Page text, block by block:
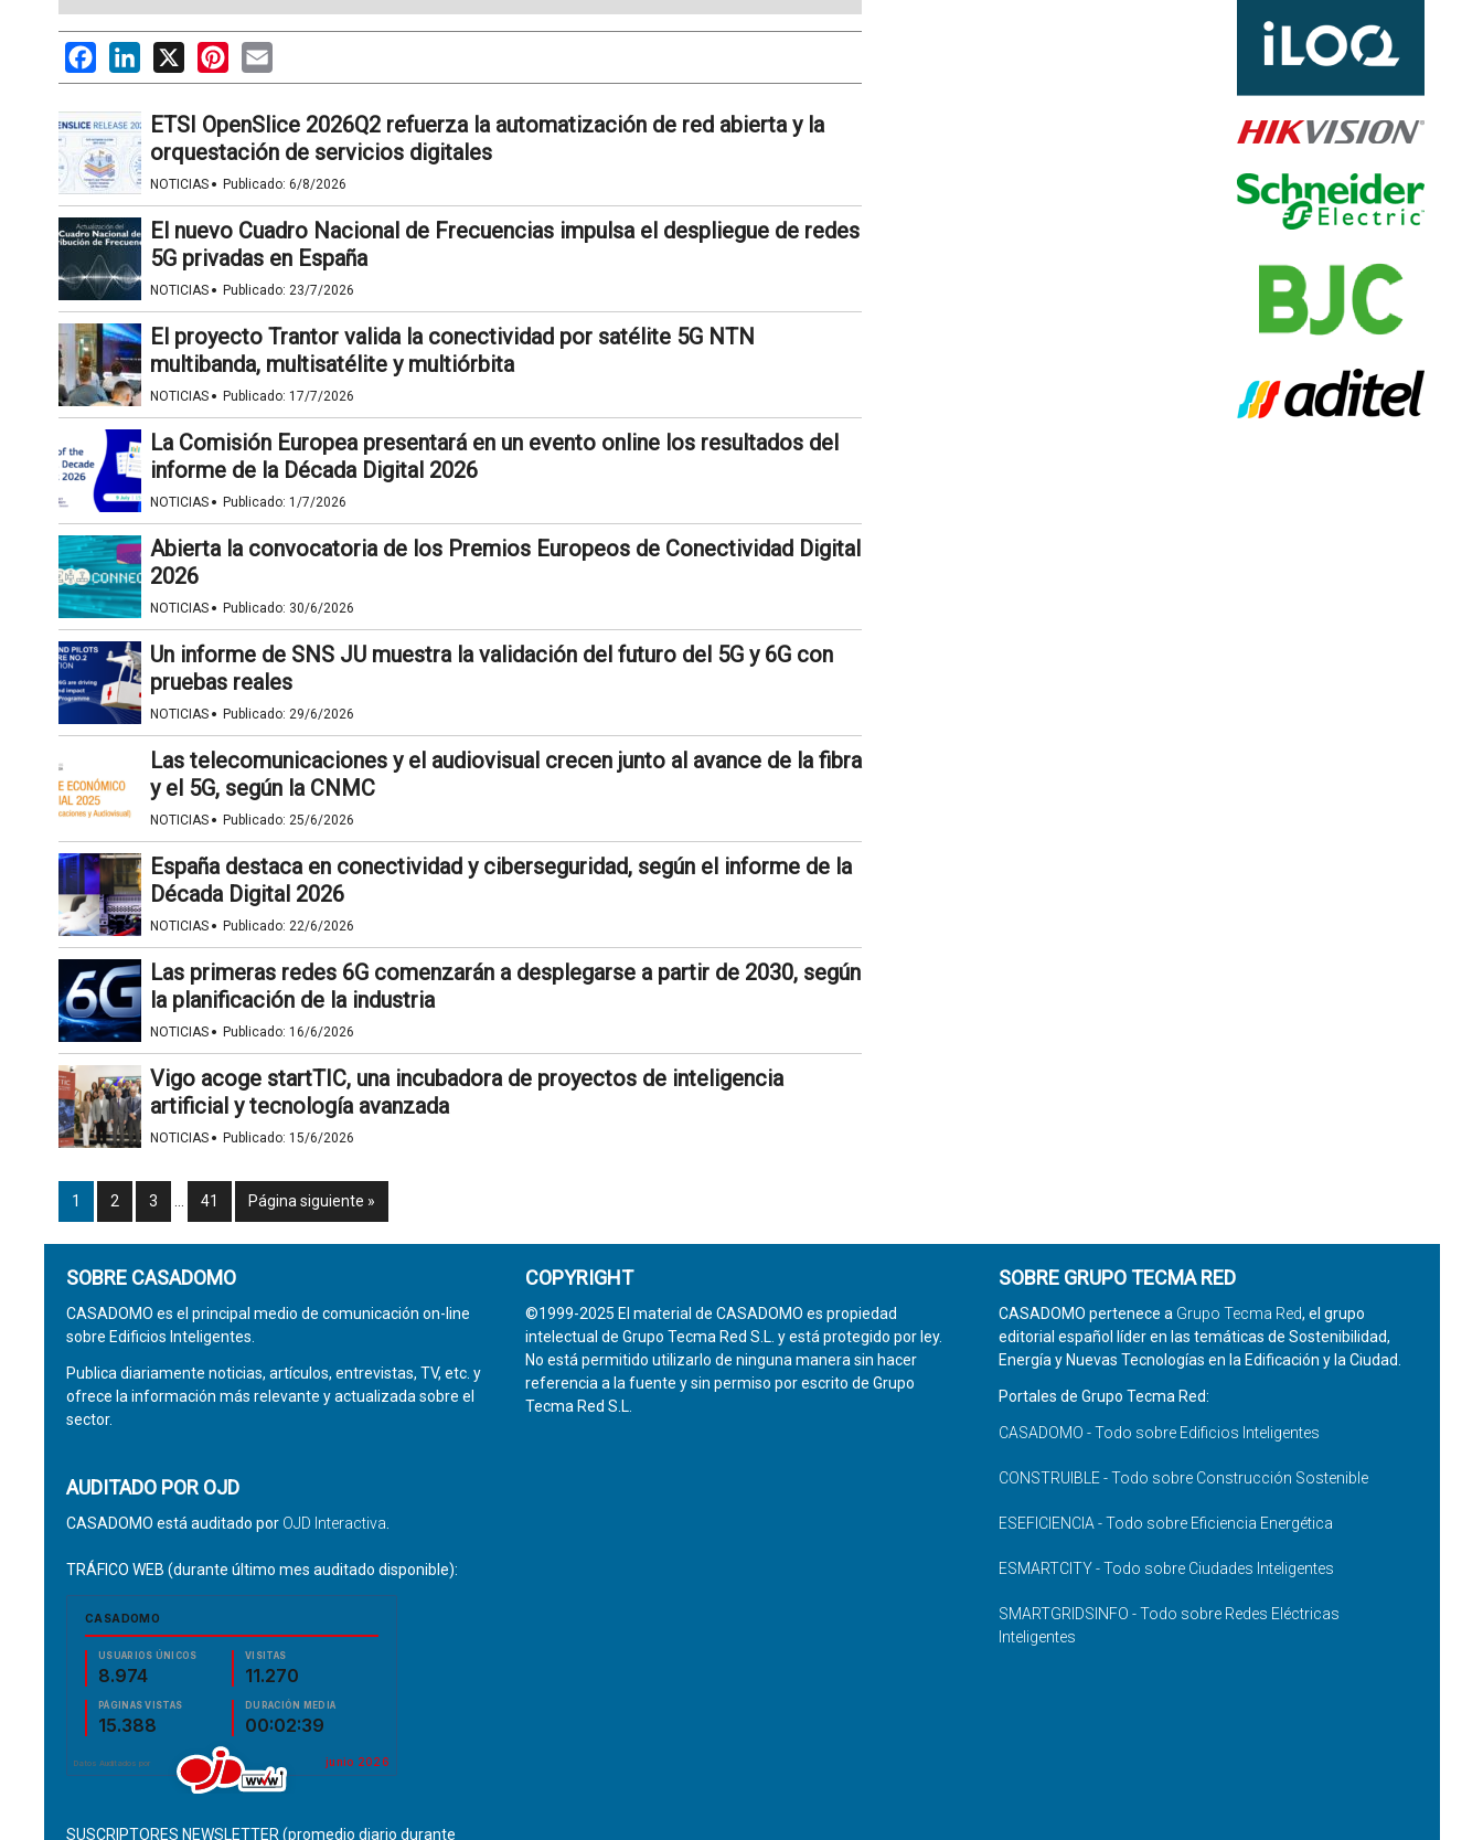
FacebookLinkedIn
X PinterestEmail
ETSI OpenSlice 2026Q2 refuerza la automatización de red abierta y la
orquestación de servicios digitales
NOTICIAS · Publicado: 6/8/2026
El nuevo Cuadro Nacional de Frecuencias impulsa el despliegue de redes
5G privadas en España
NOTICIAS · Publicado: 23/7/2026
El proyecto Trantor valida la conectividad por satélite 5G NTN
multibanda, multisatélite y multiórbita
NOTICIAS · Publicado: 17/7/2026
La Comisión Europea presentará en un evento online los resultados del
informe de la Década Digital 2026
NOTICIAS · Publicado: 1/7/2026
Abierta la convocatoria de los Premios Europeos de Conectividad Digital
2026
NOTICIAS · Publicado: 30/6/2026
Un informe de SNS JU muestra la validación del futuro del 5G y 6G con
pruebas reales
NOTICIAS · Publicado: 29/6/2026
Las telecomunicaciones y el audiovisual crecen junto al avance de la fibra
y el 5G, según la CNMC
NOTICIAS · Publicado: 25/6/2026
España destaca en conectividad y ciberseguridad, según el informe de la
Década Digital 2026
NOTICIAS · Publicado: 22/6/2026
Las primeras redes 6G comenzarán a desplegarse a partir de 2030, según
la planificación de la industria
NOTICIAS · Publicado: 16/6/2026
Vigo acoge startTIC, una incubadora de proyectos de inteligencia
artificial y tecnología avanzada
NOTICIAS · Publicado: 15/6/2026
1 2 3 41 Página siguiente »
SOBRE CASADOMO
CASADOMO es el principal medio de comunicación on-line
sobre Edificios Inteligentes.
Publica diariamente noticias, artículos, entrevistas, TV, etc. y
ofrece la información más relevante y actualizada sobre el
sector.
AUDITADO POR OJD
CASADOMO está auditado por OJD Interactiva
TRÁFICO WEB (durante último mes auditado disponible):
SUSCRIPTORES NEWSLETTER (promedio diario durante
COPYRIGHT
©1999-2025 El material de CASADOMO es propiedad
intelectual de Grupo Tecma Red S.L. y está protegido por ley.
No está permitido utilizarlo de ninguna manera sin hacer
referencia a la fuente y sin permiso por escrito de Grupo
Tecma Red S.L.
SOBRE GRUPO TECMA RED
CASADOMO pertenece a Grupo Tecma Red, el grupo
editorial español líder en las temáticas de Sostenibilidad,
Energía y Nuevas Tecnologías en la Edificación y la Ciudad.
Portales de Grupo Tecma Red:
CASADOMO - Todo sobre Edificios Inteligentes
CONSTRUIBLE - Todo sobre Construcción Sostenible
ESEFICIENCIA - Todo sobre Eficiencia Energética
ESMARTCITY - Todo sobre Ciudades Inteligentes
SMARTGRIDSINFO - Todo sobre Redes Eléctricas
Inteligentes